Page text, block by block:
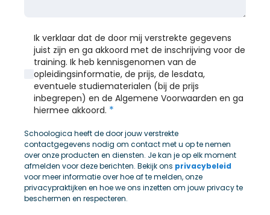
Ik verklaar dat de door mij verstrekte gegevens
juist zijn en ga akkoord met de inschrijving voor de
training. Ik heb kennisgenomen van de
opleidingsinformatie, de prijs, de lesdata,
eventuele studiematerialen (bij de prijs
inbegrepen) en de Algemene Voorwaarden en ga
hiermee akkoord. *
Schoologica heeft de door jouw verstrekte
contactgegevens nodig om contact met u op te nemen
over onze producten en diensten. Je kan je op elk moment
afmelden voor deze berichten. Bekijk ons privacybeleid
voor meer informatie over hoe af te melden, onze
privacypraktijken en hoe we ons inzetten om jouw privacy te
beschermen en respecteren.